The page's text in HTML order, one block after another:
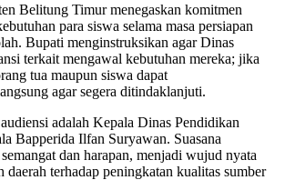
Belitung Timur menegaskan komitmen
para siswa selama masa persiapan
Bupati menginstruksikan agar Dinas
terkait mengawal kebutuhan mereka; jika
tua maupun siswa dapat
agar segera ditindaklanjuti.
adalah Kepala Dinas Pendidikan
Bapperida Ilfan Suryawan. Suasana
dan harapan, menjadi wujud nyata
daerah terhadap peningkatan kualitas sumber